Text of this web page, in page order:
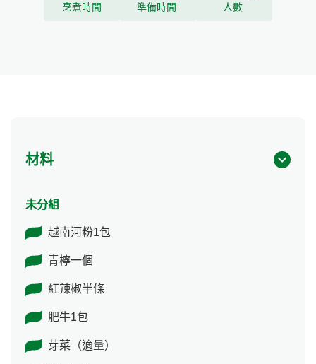
烹煮時間 準備時間 人數
材料
未分組
越南河粉1包
青檸一個
紅辣椒半條
肥牛1包
芽菜（適量）